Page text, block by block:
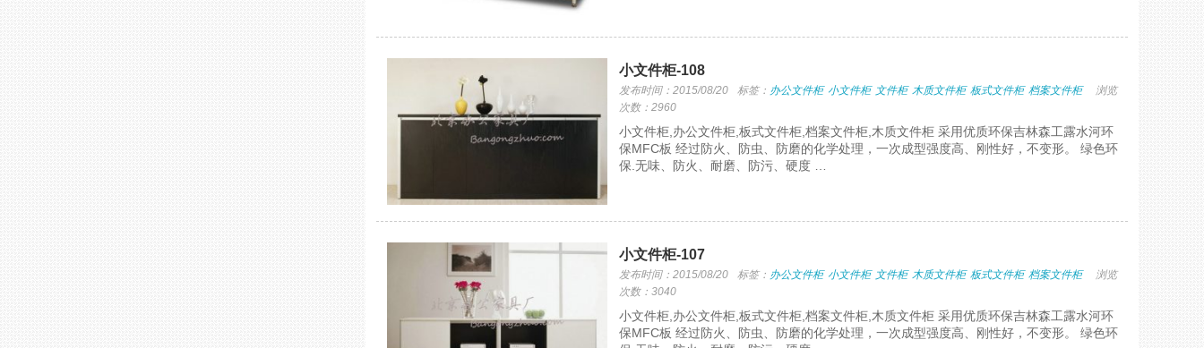
小文件柜-108
发布时间：2015/08/20 标签： 办公文件柜 小文件柜 文件柜 木质文件柜 板式文件柜 档案文件柜
浏览
次数：2960
小文件柜,办公文件柜,板式文件柜,档案文件柜,木质文件柜 采用优质环保吉林森工露水河环
保MFC板 经过防火、防虫、防磨的化学处理，一次成型强度高、刚性好，不变形。 绿色环
保.无味、防火、耐磨、防污、硬度 …
小文件柜-107
发布时间：2015/08/20 标签： 办公文件柜 小文件柜 文件柜 木质文件柜 板式文件柜 档案文件柜
浏览
次数：3040
小文件柜,办公文件柜,板式文件柜,档案文件柜,木质文件柜 采用优质环保吉林森工露水河环
保MFC板 经过防火、防虫、防磨的化学处理，一次成型强度高、刚性好，不变形。 绿色环